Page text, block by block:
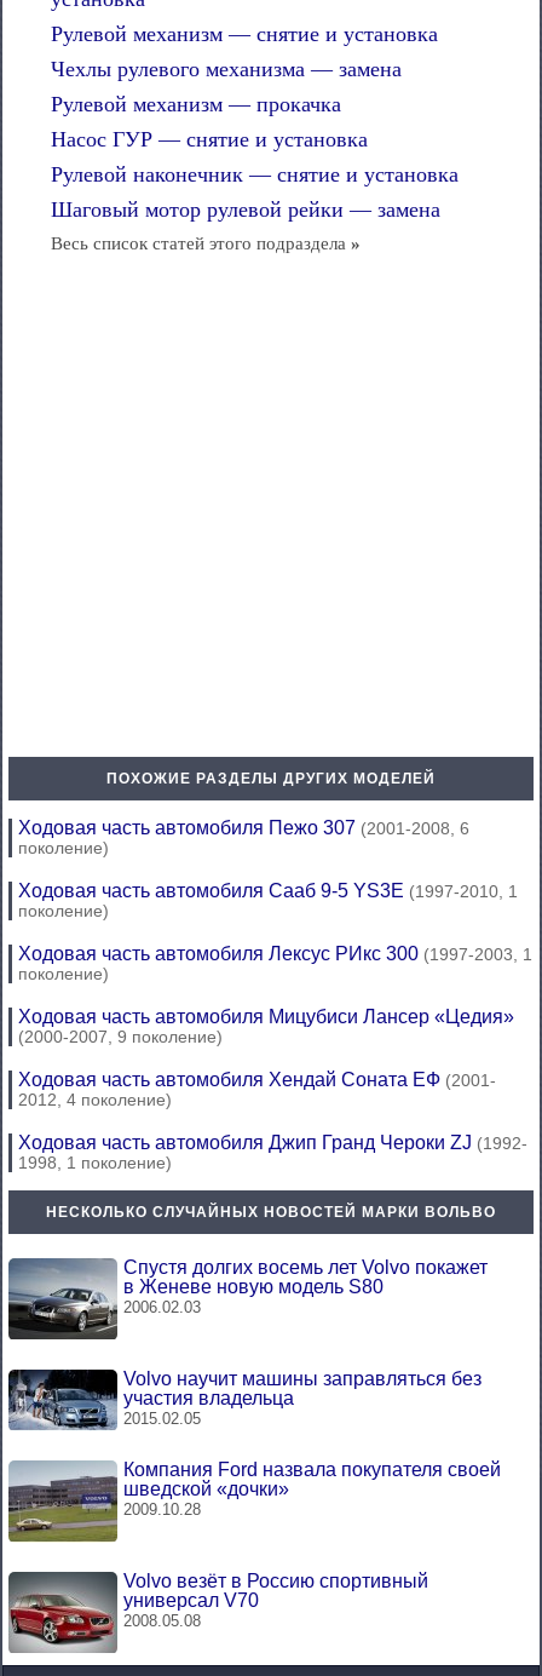
Рулевой механизм — снятие и установка
Чехлы рулевого механизма — замена
Рулевой механизм — прокачка
Насос ГУР — снятие и установка
Рулевой наконечник — снятие и установка
Шаговый мотор рулевой рейки — замена
Весь список статей этого подраздела »
ПОХОЖИЕ РАЗДЕЛЫ ДРУГИХ МОДЕЛЕЙ
Ходовая часть автомобиля Пежо 307 (2001-2008, 6
поколение)
Ходовая часть автомобиля Сааб 9-5 YS3E (1997-2010, 1
поколение)
Ходовая часть автомобиля Лексус РИкс 300 (1997-2003, 1
поколение)
Ходовая часть автомобиля Мицубиси Лансер «Цедия»
(2000-2007, 9 поколение)
Ходовая часть автомобиля Хендай Соната ЕФ (2001-
2012, 4 поколение)
Ходовая часть автомобиля Джип Гранд Чероки ZJ (1992-
1998, 1 поколение)
НЕСКОЛЬКО СЛУЧАЙНЫХ НОВОСТЕЙ МАРКИ ВОЛЬВО
Спустя долгих восемь лет Volvo покажет
в Женеве новую модель S80
2006.02.03
Volvo научит машины заправляться без
участия владельца
2015.02.05
Компания Ford назвала покупателя своей
шведской «дочки»
2009.10.28
Volvo везёт в Россию спортивный
универсал V70
2008.05.08